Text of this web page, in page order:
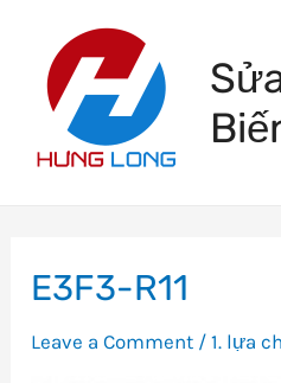
content
E3F3-R11
Leave a Comment /1. lựa